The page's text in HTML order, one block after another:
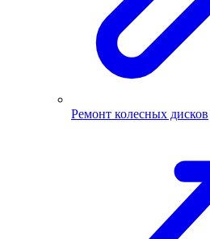
Ремонт колесных дисков